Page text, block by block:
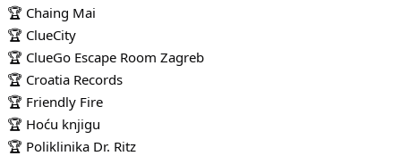
🏆 Chaing Mai
🏆 ClueCity
🏆 ClueGo Escape Room Zagreb
🏆 Croatia Records
🏆 Friendly Fire
🏆 Hoću knjigu
🏆 Poliklinika Dr. Ritz